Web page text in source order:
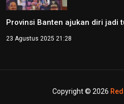
Provinsi Banten ajukan diri jadi
23 Agustus 2025 21:28
Copyright © 2026